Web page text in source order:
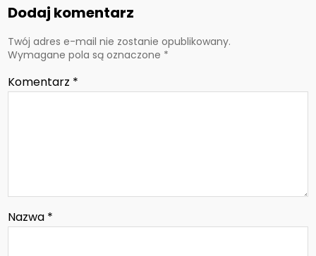
Dodaj komentarz
Twój adres e-mail nie zostanie opublikowany.
Wymagane pola są oznaczone *
Komentarz *
Nazwa *